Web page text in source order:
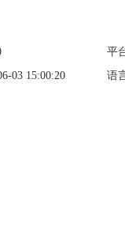
平
03 15:00:20
语